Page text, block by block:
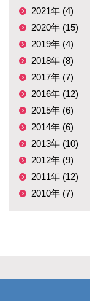
2021年 (4)
2020年 (15)
2019年 (4)
2018年 (8)
2017年 (7)
2016年 (12)
2015年 (6)
2014年 (6)
2013年 (10)
2012年 (9)
2011年 (12)
2010年 (7)